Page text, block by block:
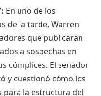
En uno de los
de la tarde, Warren
que publicaran
a sospechas en
cómplices. El senador
y cuestionó cómo los
la estructura del